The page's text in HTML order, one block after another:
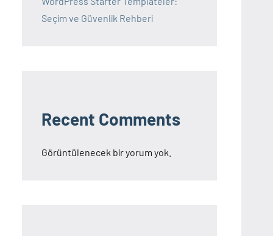
Seçim ve Güvenlik Rehberi
Recent Comments
Görüntülenecek bir yorum yok.